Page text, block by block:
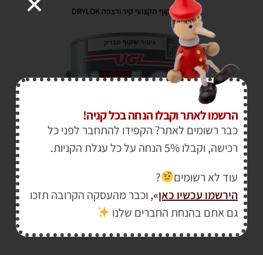
סילר שקוף מקצועי קיר ורצפה DRYLOK
מבצע!
₪425.00
₪355.00
הרשמו לאתר וקבלו הנחה בכל קניה!
כבר רשומים לאתר? הקפידו להתחבר לפני כל
רכישה, וקבלו 5% הנחה על כל עגלת הקניות.
עוד לא רשומים
?
הירשמו עכשיו כאן»
, וכבר מהעסקה הקרובה תזכו
גם אתם בהנחת החברים שלנו